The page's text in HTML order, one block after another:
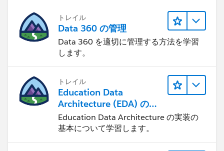
トレイル
Data 360 の管理
Data 360 を適切に管理する方法を学習
します。
トレイル
Education Data
Architecture (EDA) の管
理
Education Data Architecture の実装の
基本について学習します。